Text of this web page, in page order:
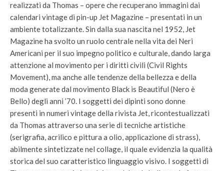
realizzati da Thomas – opere che recuperano immagini dai
calendari vintage di pin-up Jet Magazine – presentati in un
ambiente totalizzante. Sin dalla sua nascita nel 1952, Jet
Magazine ha svolto un ruolo centrale nella vita dei Neri
Americani per il suo impegno politico e culturale, dando larga
attenzione al movimento per i diritti civili (Civil Rights
Movement), ma anche alle tendenze della bellezza e della
moda generate dal movimento Black is Beautiful (Nero è
Bello) degli anni ’70. I soggetti dei dipinti sono donne
presenti in numeri vintage della rivista Jet, ricontestualizzati
da Thomas attraverso una serie di tecniche artistiche
(serigrafia, acrilico e pittura a olio, applicazione di strass),
abilmente sintetizzate nel collage, il quale evidenzia la qualità
storica del suo caratteristico linguaggio visivo. I soggetti di